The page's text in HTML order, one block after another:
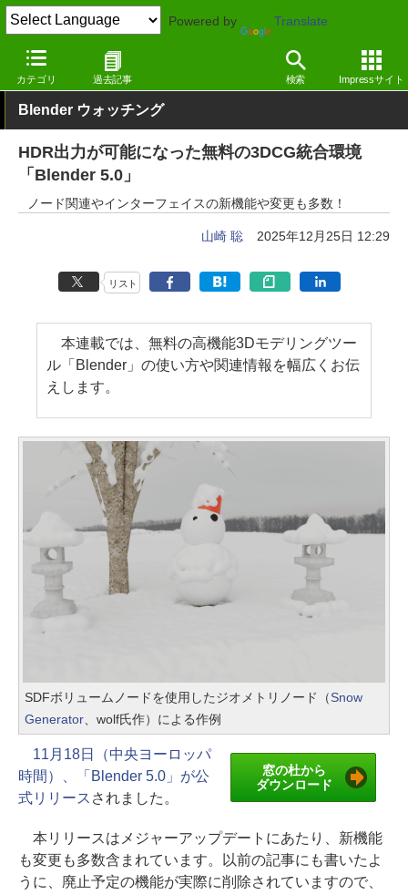
Powered by Translate
カテゴリ 過去記事 検索 Impressサイト
窓の杜 画像・映像・音楽
Blender ウォッチング
HDR出力が可能になった無料の3DCG統合環境
「Blender 5.0」
ノード関連やインターフェイスの新機能や変更も多数！
山崎 聡 2025年12月25日 12:29
リスト
本連載では、無料の高機能3Dモデリングツー
ル「Blender」の使い方や関連情報を幅広くお伝
えします。
SDFボリュームノードを使用したジオメトリノード（Snow
Generator、wolf氏作）による作例
窓の杜から
ダウンロード
11月18日（中央ヨーロッパ
時間）、「Blender 5.0」が公
式リリース されました。
本リリースはメジャーアップデートにあたり、新機能
も変更も多数含まれています。以前の記事にも書いたよ
うに、廃止予定の機能が実際に削除されていますので、